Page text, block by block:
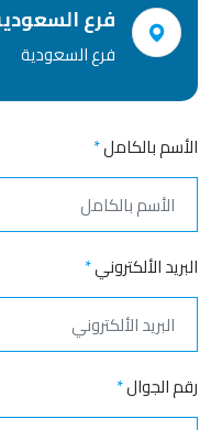
فرع
فرع السعودية
الأسم بالكامل*
البريد الألكتروني*
رقم الجوال*